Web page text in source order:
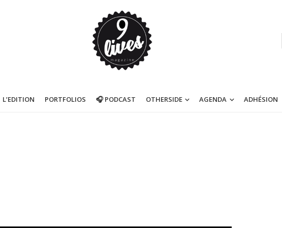
L’EDITION PORTFOLIOS 🎧 PODCAST OTHERSIDE AGENDA ADHÉSION